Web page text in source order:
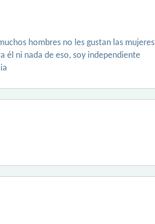
hombres no les gustan las mujeres
él ni nada de eso, soy independiente